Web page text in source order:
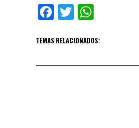
Facebook
Twitter
TEMAS RELACIONADOS: